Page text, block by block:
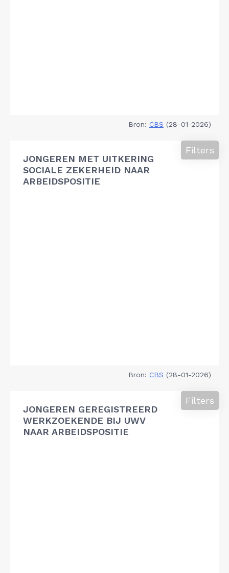
Bron: CBS (28-01-2026)
JONGEREN MET UITKERING
SOCIALE ZEKERHEID NAAR
ARBEIDSPOSITIE
Filters
Bron: CBS (28-01-2026)
JONGEREN GEREGISTREERD
WERKZOEKENDE BIJ UWV
NAAR ARBEIDSPOSITIE
Filters